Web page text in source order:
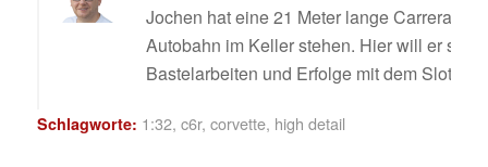
Jochen hat eine 21 Meter lange Carrera
Autobahn im Keller stehen. Hier will er
Bastelarbeiten und Erfolge mit dem Slotcar
Schlagworte: 1:32, c6r, corvette, high detail